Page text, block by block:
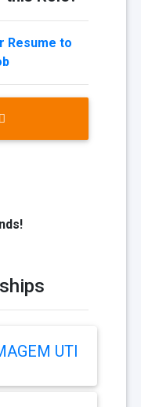
Resume to
UTI